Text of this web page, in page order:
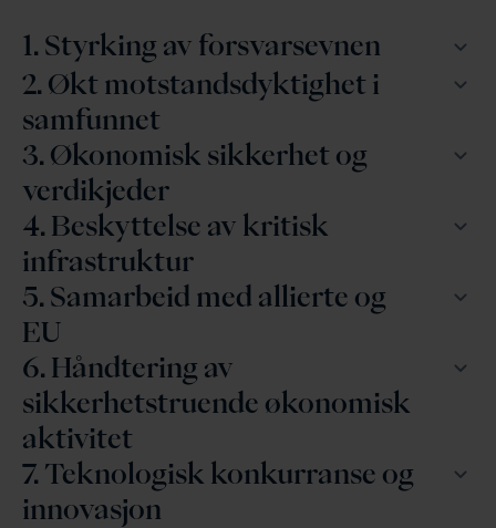
1. Styrking av forsvarsevnen
2. Økt motstandsdyktighet i
samfunnet
3. Økonomisk sikkerhet og
verdikjeder
4. Beskyttelse av kritisk
infrastruktur
5. Samarbeid med allierte og
EU
6. Håndtering av
sikkerhetstruende økonomisk
aktivitet
7. Teknologisk konkurranse og
innovasjon